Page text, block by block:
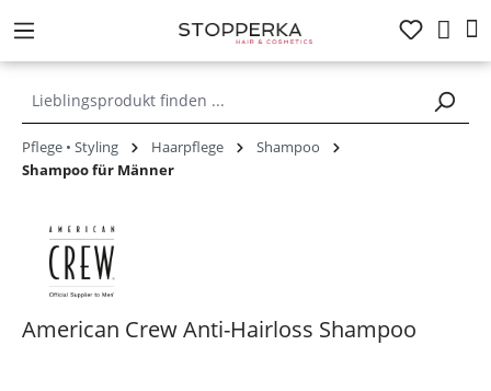
springen
Pflege • Styling Haarpflege
Shampoo
Shampoo für Männer
American Crew Anti-Hairloss Shampoo